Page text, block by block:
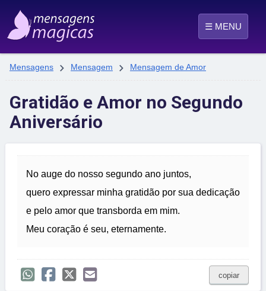
☰ MENU
Mensagens  Mensagem  Mensagem de Amor
Gratidão e Amor no Segundo
Aniversário
No auge do nosso segundo ano juntos,
quero expressar minha gratidão por sua dedicação
e pelo amor que transborda em mim.
Meu coração é seu, eternamente.
copiar